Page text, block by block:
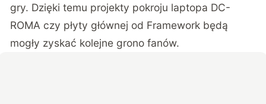
gry. Dzięki temu projekty pokroju laptopa DC-
ROMA czy płyty głównej od Framework będą
mogły zyskać kolejne grono fanów.